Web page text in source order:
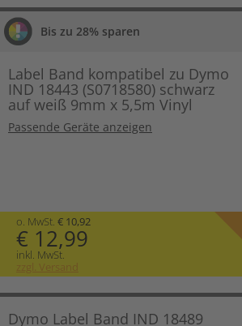
Bis zu 28% sparen
Label Band kompatibel zu Dymo
IND 18443 (S0718580) schwarz
auf weiß 9mm x 5,5m Vinyl
Passende Geräte anzeigen
o. MwSt. € 10,92
€ 12,99
inkl. MwSt.
zzgl. Versand
Dymo Label Band IND 18489